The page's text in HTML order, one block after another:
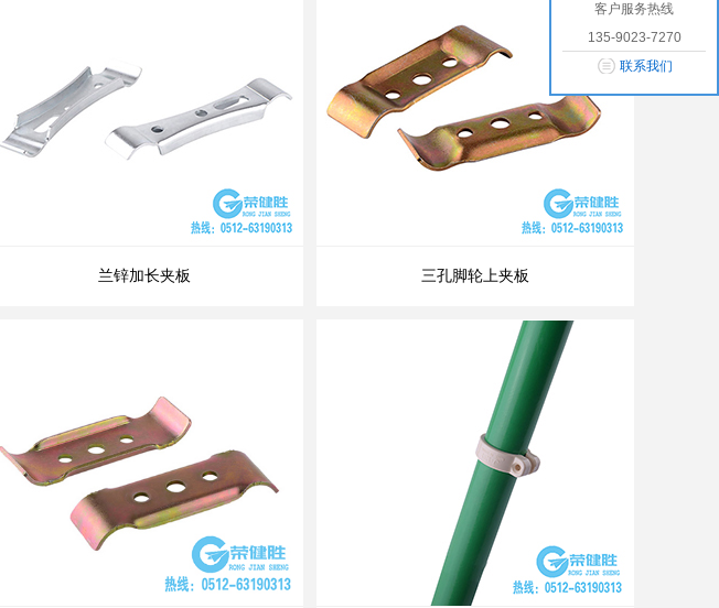
兰锌加长夹板 三孔脚轮上夹板
客户服务热线
135-9023-7270
联系我们